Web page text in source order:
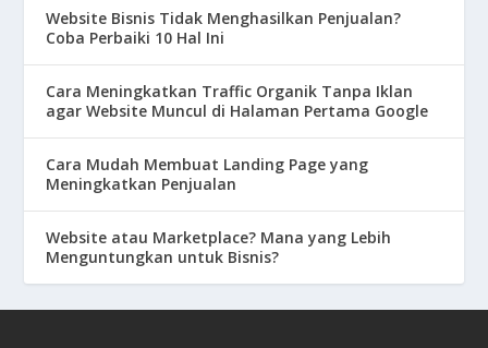
Website Bisnis Tidak Menghasilkan Penjualan?
Coba Perbaiki 10 Hal Ini
Cara Meningkatkan Traffic Organik Tanpa Iklan
agar Website Muncul di Halaman Pertama Google
Cara Mudah Membuat Landing Page yang
Meningkatkan Penjualan
Website atau Marketplace? Mana yang Lebih
Menguntungkan untuk Bisnis?